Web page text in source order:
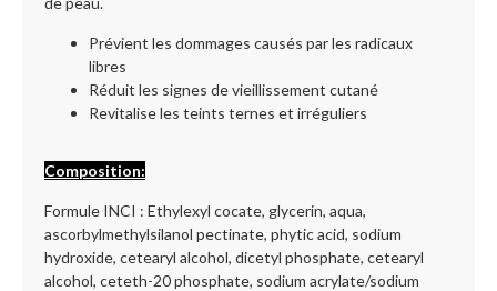
Prévient les dommages causés par les radicaux
libres
Réduit les signes de vieillissement cutané
Revitalise les teints ternes et irréguliers
Composition:
Formule INCI : Ethylexyl cocate, glycerin, aqua,
ascorbylmethylsilanol pectinate, phytic acid, sodium
hydroxide, cetearyl alcohol, dicetyl phosphate, cetearyl
alcohol, ceteth-20 phosphate, sodium acrylate/sodium